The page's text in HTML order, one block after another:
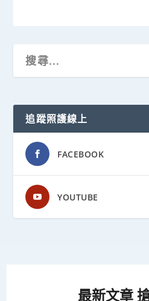
追蹤照護線上
FACEBOOK
YOUTUBE
最新文章